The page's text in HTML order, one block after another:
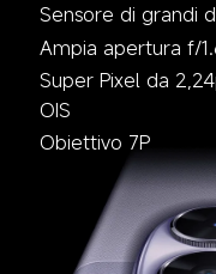
Sensore di grandi
Ampia apertura f/
Super Pixel da
OIS
Obiettivo 7P